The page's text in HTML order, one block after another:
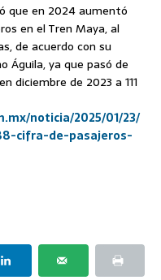
que en 2024 aumentó
en el Tren Maya, al
de acuerdo con su
Águila, ya que pasó de
diciembre de 2023 a 111
noticia/2025/01/23/
cifra-de-pasajeros-